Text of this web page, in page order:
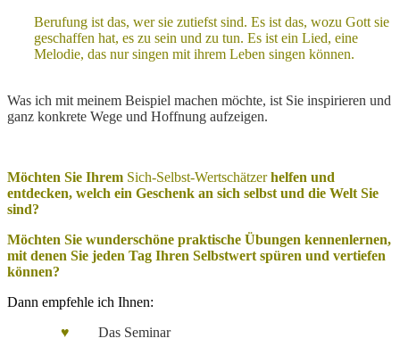
Berufung ist das, wer sie zutiefst sind. Es ist das, wozu Gott sie
geschaffen hat, es zu sein und zu tun. Es ist ein Lied, eine
Melodie, das nur singen mit ihrem Leben singen können.
Was ich mit meinem Beispiel machen möchte, ist Sie inspirieren und
ganz konkrete Wege und Hoffnung aufzeigen.
Möchten Sie Ihrem Sich-Selbst-Wertschätzerhelfen und
entdecken, welch ein Geschenk an sich selbst und die Welt Sie
sind?
Möchten Sie wunderschöne praktische Übungen kennenlernen,
mit denen Sie jeden Tag Ihren Selbstwert spüren und vertiefen
können?
Dann empfehle ich Ihnen:
♥
Das Seminar